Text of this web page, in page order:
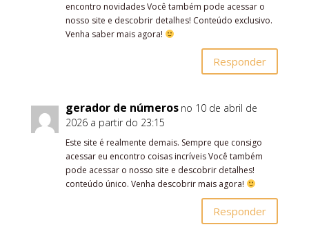
encontro novidades Você também pode acessar o
nosso site e descobrir detalhes! Conteúdo exclusivo.
Venha saber mais agora!
Responder
gerador de números no 10 de abril de
2026 a partir do 23:15
Este site é realmente demais. Sempre que consigo
acessar eu encontro coisas incríveis Você também
pode acessar o nosso site e descobrir detalhes!
conteúdo único. Venha descobrir mais agora!
Responder